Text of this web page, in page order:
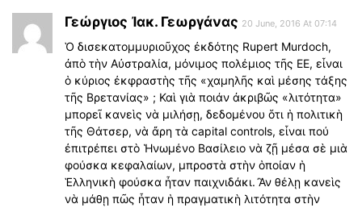
Γεώργιος Ἰακ. Γεωργάνας 20 June, 2016 At 07:14
Ὁ δισεκατομμυριοῦχος ἐκδότης Rupert Murdoch,
ἀπὸ τὴν Αὐστραλία, μόνιμος πολέμιος τῆς ΕΕ, εἶναι
ὁ κύριος ἐκφραστὴς τῆς «χαμηλῆς καὶ μέσης τάξης
τῆς Βρετανίας» ; Καὶ γιὰ ποιάν ἀκριβῶς «λιτότητα»
μπορεῖ κανεὶς νὰ μιλήσῃ, δεδομένου ὅτι ἡ πολιτικὴ
τῆς Θάτσερ, νὰ ἄρη τὰ capital controls, εἶναι πού
ἐπιτρέπει στὸ Ἡνωμένο Βασίλειο νὰ ζῇ μέσα σὲ μιὰ
φούσκα κεφαλαίων, μπροστὰ στὴν ὁποίαν ἡ
Ἑλληνικὴ φούσκα ἦταν παιχνιδάκι. Ἂν θέλῃ κανεὶς
νὰ μάθῃ πῶς ἦταν ἡ πραγματικὴ λιτότητα στὴν